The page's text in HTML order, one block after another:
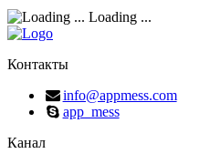
Loading ...
Контакты
info@appmess.com
app_mess
Канал